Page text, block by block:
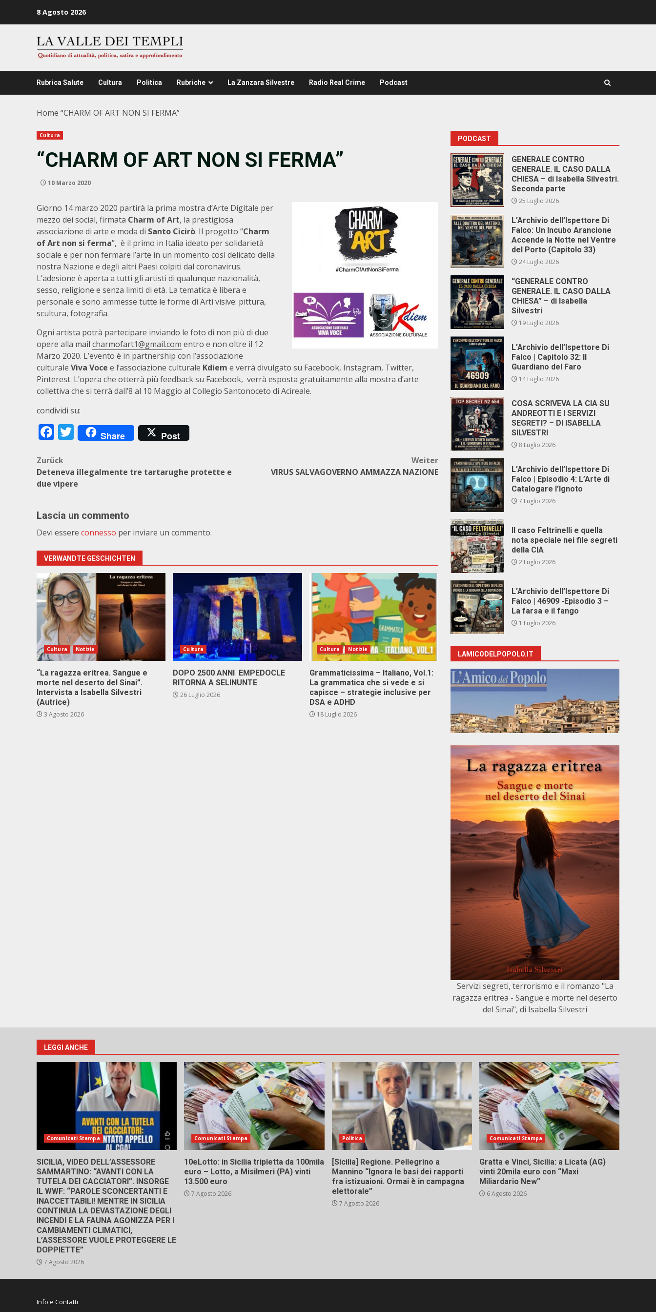
8 Agosto 2026
Rubrica Salute Cultura Politica Rubriche La Zanzara Silvestre Radio Real Crime Podcast
Home “CHARM OF ART NON SI FERMA”
Cultura
“CHARM OF ART NON SI FERMA”
10 Marzo 2020
Giorno 14 marzo 2020 partirà la prima mostra d’Arte Digitale per
mezzo dei social, firmata Charm of Art, la prestigiosa
associazione di arte e moda di Santo Cicirò. Il progetto “Charm
of Art non si ferma”, è il primo in Italia ideato per solidarietà
sociale e per non fermare l’arte in un momento così delicato della
nostra Nazione e degli altri Paesi colpiti dal coronavirus.
L’adesione è aperta a tutti gli artisti di qualunque nazionalità,
sesso, religione e senza limiti di età. La tematica è libera e
personale e sono ammesse tutte le forme di Arti visive: pittura,
scultura, fotografia.
Ogni artista potrà partecipare inviando le foto di non più di due
opere alla mail charmofart1@gmail.com entro e non oltre il 12
Marzo 2020. L’evento è in partnership con l’associazione
culturale Viva Voce e l’associazione culturale Kdiem e verrà divulgato su Facebook, Instagram, Twitter,
Pinterest. L’opera che otterrà più feedback su Facebook, verrà esposta gratuitamente alla mostra d’arte
collettiva che si terrà dall’8 al 10 Maggio al Collegio Santonoceto di Acireale.
condividi su:
Facebook
Twitter
Share Post
Beitragsnavigation
Zurück
Deteneva illegalmente tre tartarughe protette e
due vipere
Weiter
VIRUS SALVAGOVERNO AMMAZZA NAZIONE
Lascia un commento
Devi essere connesso per inviare un commento.
VERWANDTE GESCHICHTEN
Cultura Notizie
“La ragazza eritrea. Sangue e
morte nel deserto del Sinai”.
Intervista a Isabella Silvestri
(Autrice)
3 Agosto 2026
Cultura
DOPO 2500 ANNI EMPEDOCLE
RITORNA A SELINUNTE
26 Luglio 2026
Cultura Notizie
Grammaticissima – Italiano, Vol.1:
La grammatica che si vede e si
capisce – strategie inclusive per
DSA e ADHD
18 Luglio 2026
PODCAST
GENERALE CONTRO
GENERALE. IL CASO DALLA
CHIESA – di Isabella Silvestri.
Seconda parte
25 Luglio 2026
L’Archivio dell’Ispettore Di
Falco: Un Incubo Arancione
Accende la Notte nel Ventre
del Porto (Capitolo 33)
24 Luglio 2026
“GENERALE CONTRO
GENERALE. IL CASO DALLA
CHIESA” – di Isabella
Silvestri
19 Luglio 2026
L’Archivio dell’Ispettore Di
Falco | Capitolo 32: Il
Guardiano del Faro
14 Luglio 2026
COSA SCRIVEVA LA CIA SU
ANDREOTTI E I SERVIZI
SEGRETI? – DI ISABELLA
SILVESTRI
8 Luglio 2026
L’Archivio dell’Ispettore Di
Falco | Episodio 4: L’Arte di
Catalogare l’Ignoto
7 Luglio 2026
Il caso Feltrinelli e quella
nota speciale nei file segreti
della CIA
2 Luglio 2026
L’Archivio dell’Ispettore Di
Falco | 46909 -Episodio 3 –
La farsa e il fango
1 Luglio 2026
LAMICODELPOPOLO.IT
Servizi segreti, terrorismo e il romanzo "La
ragazza eritrea - Sangue e morte nel deserto
del Sinai", di Isabella Silvestri
LEGGI ANCHE
Comunicati Stampa
SICILIA, VIDEO DELL’ASSESSORE
SAMMARTINO: “AVANTI CON LA
TUTELA DEI CACCIATORI”. INSORGE
IL WWF: “PAROLE SCONCERTANTI E
INACCETTABILI! MENTRE IN SICILIA
CONTINUA LA DEVASTAZIONE DEGLI
INCENDI E LA FAUNA AGONIZZA PER I
CAMBIAMENTI CLIMATICI,
L’ASSESSORE VUOLE PROTEGGERE LE
DOPPIETTE”
7 Agosto 2026
Comunicati Stampa
10eLotto: in Sicilia tripletta da 100mila
euro – Lotto, a Misilmeri (PA) vinti
13.500 euro
7 Agosto 2026
Politica
[Sicilia] Regione. Pellegrino a
Mannino “Ignora le basi dei rapporti
fra istizuaioni. Ormai è in campagna
elettorale”
7 Agosto 2026
Comunicati Stampa
Gratta e Vinci, Sicilia: a Licata (AG)
vinti 20mila euro con “Maxi
Miliardario New”
6 Agosto 2026
Info e Contatti